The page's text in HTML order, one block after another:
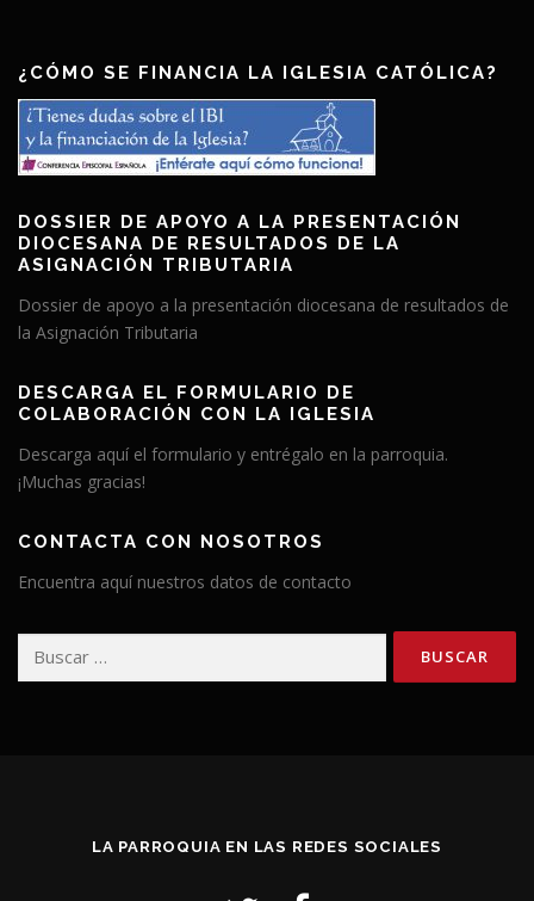
¿CÓMO SE FINANCIA LA IGLESIA CATÓLICA?
DOSSIER DE APOYO A LA PRESENTACIÓN
DIOCESANA DE RESULTADOS DE LA
ASIGNACIÓN TRIBUTARIA
Dossier de apoyo a la presentación diocesana de resultados de
la Asignación Tributaria
DESCARGA EL FORMULARIO DE
COLABORACIÓN CON LA IGLESIA
Descarga aquí el formulario y entrégalo en la parroquia.
¡Muchas gracias!
CONTACTA CON NOSOTROS
Encuentra aquí nuestros datos de contacto
LA PARROQUIA EN LAS REDES SOCIALES